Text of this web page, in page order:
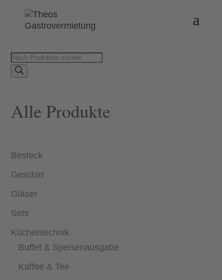
Products
search
Alle Produkte
Besteck
Geschirr
Gläser
Sets
Küchentechnik
Buffet & Speisenausgabe
Kaffee & Tee